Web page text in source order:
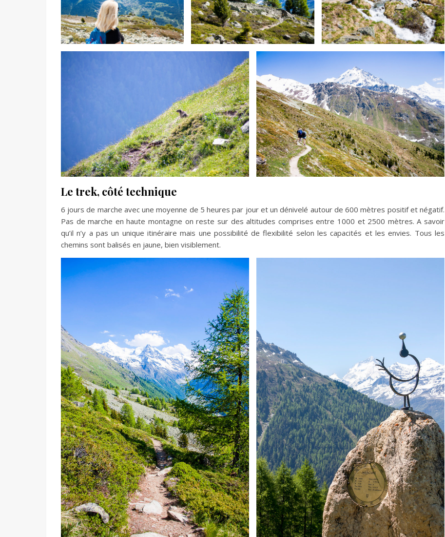
Le trek, côté technique
6 jours de marche avec une moyenne de 5 heures par jour et un dénivelé autour de 600 mètres positif et négatif.
Pas de marche en haute montagne on reste sur des altitudes comprises entre 1000 et 2500 mètres. A savoir
qu’il n’y a pas un unique itinéraire mais une possibilité de flexibilité selon les capacités et les envies. Tous les
chemins sont balisés en jaune, bien visiblement.